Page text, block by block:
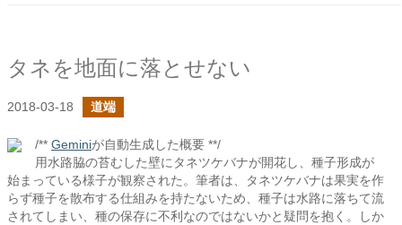
タネを地面に落とせない
2018-03-18 道端
/** Geminiが自動生成した概要 **/
用水路脇の苔むした壁にタネツケバナが開花し、種子形成が
始まっている様子が観察された。筆者は、タネツケバナは果実を作
らず種子を散布する仕組みを持たないため、種子は水路に落ちて流
されてしまい、種の保存に不利なのではないかと疑問を抱く。しか